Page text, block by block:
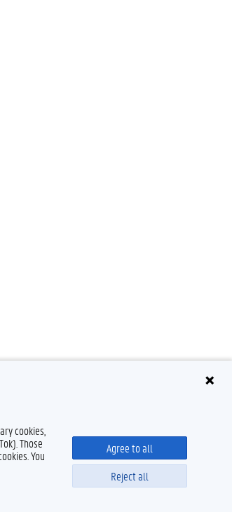
Toegankelijkheid © 2026 Universiteit Gent
cookies,
Those
You
Agree to all
Reject all